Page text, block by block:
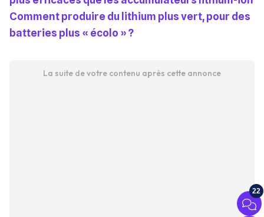
Comment produire du lithium plus vert, pour des
batteries plus « écolo » ?
La suite de votre contenu après cette annonce
22